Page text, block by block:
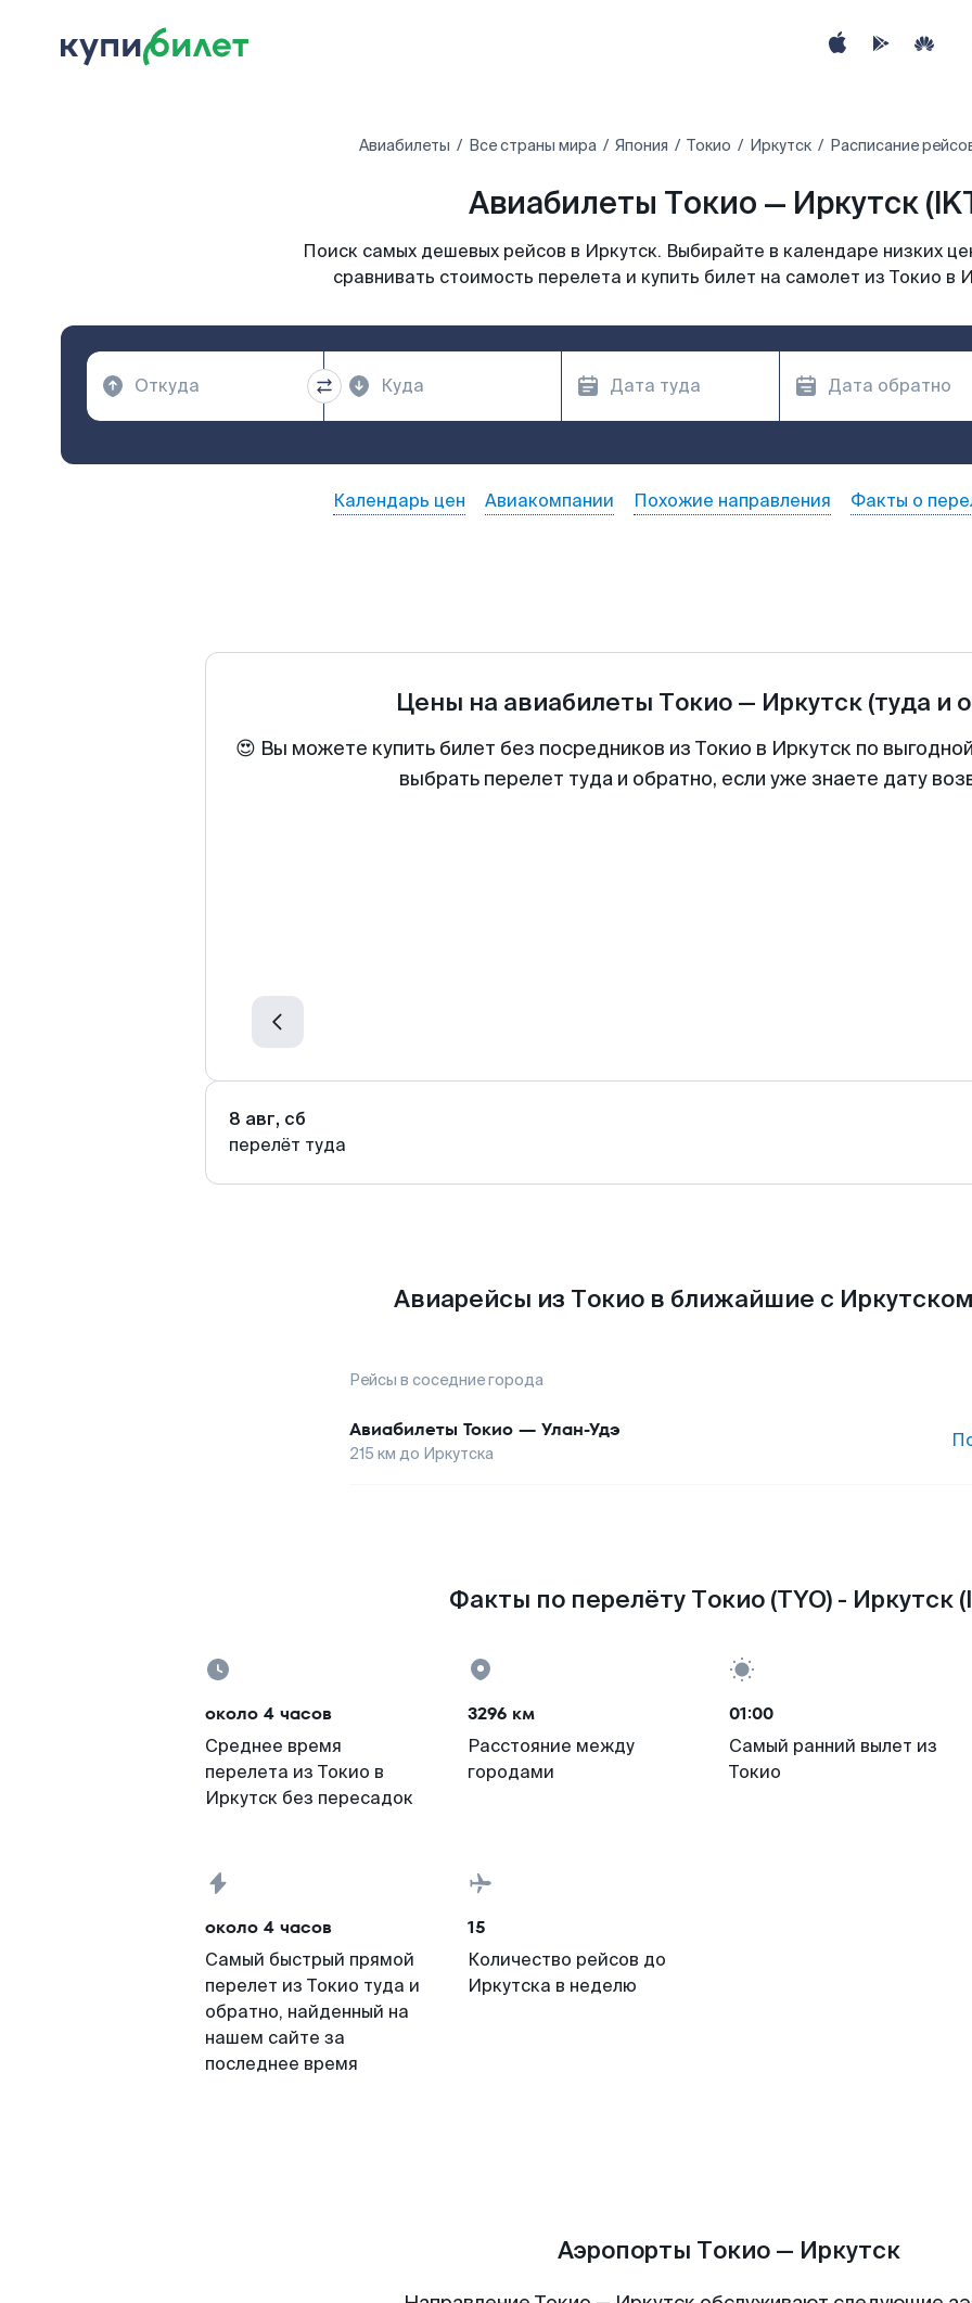
Авиабилеты Все страны мира Япония Токио Иркутск Расписание
Авиабилеты Токио — Иркутск
Поиск самых дешевых рейсов в Иркутск. Выбирайте в календаре низких
сравнивать стоимость перелета и купить билет на самолет из Токио в
Календарь цен Авиакомпании Похожие направления Факты о
Цены на авиабилеты Токио — Иркутск (туда и
😍 Вы можете купить билет без посредников из Токио в Иркутск по
выбрать перелет туда и обратно, если уже знаете дату
8 авг, сб
перелёт туда
Авиарейсы из Токио в ближайшие с
Рейсы в соседние города
Авиабилеты Токио — Улан-Удэ
215 км до Иркутска
Факты по перелёту Токио (TYO) - Иркутск
около 4 часов
Среднее время
перелета из Токио в
Иркутск без пересадок
3296 км
Расстояние между
городами
01:00
Самый ранний вылет из
Токио
около 4 часов
Самый быстрый прямой
перелет из Токио туда и
обратно, найденный на
нашем сайте за
последнее время
15
Количество рейсов до
Иркутска в неделю
Аэропорты Токио — Иркутск